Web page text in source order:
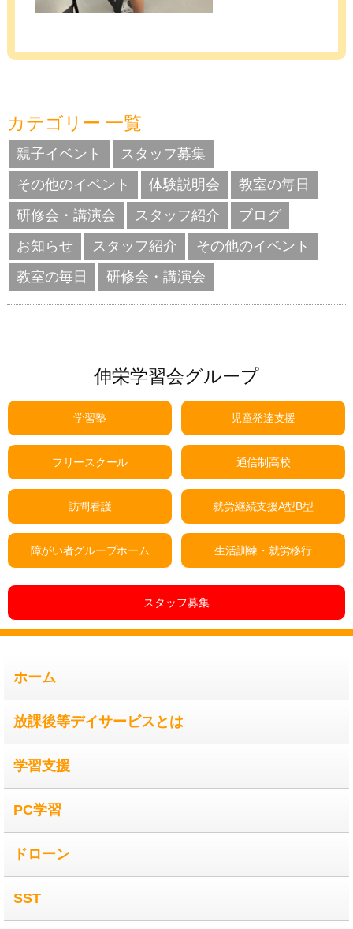
カテゴリー 一覧
親子イベント
スタッフ募集
その他のイベント
体験説明会
教室の毎日
研修会・講演会
スタッフ紹介
ブログ
お知らせ
スタッフ紹介
その他のイベント
教室の毎日
研修会・講演会
伸栄学習会グループ
学習塾 児童発達支援
フリースクール 通信制高校
訪問看護 就労継続支援A型B型
障がい者グループホーム 生活訓練・就労移行
スタッフ募集
ホーム
放課後等デイサービスとは
学習支援
PC学習
ドローン
SST